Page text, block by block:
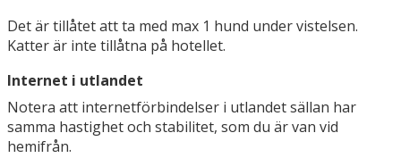
Det är tillåtet att ta med max 1 hund under vistelsen.
Katter är inte tillåtna på hotellet.
Internet i utlandet
Notera att internetförbindelser i utlandet sällan har
samma hastighet och stabilitet, som du är van vid
hemifrån.